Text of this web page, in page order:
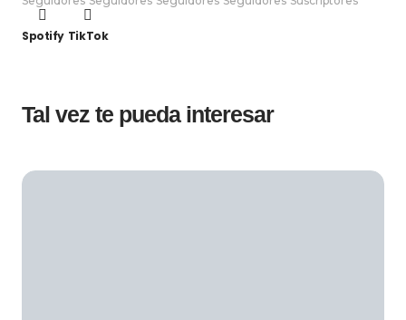
Spotify TikTok
Tal vez te pueda interesar